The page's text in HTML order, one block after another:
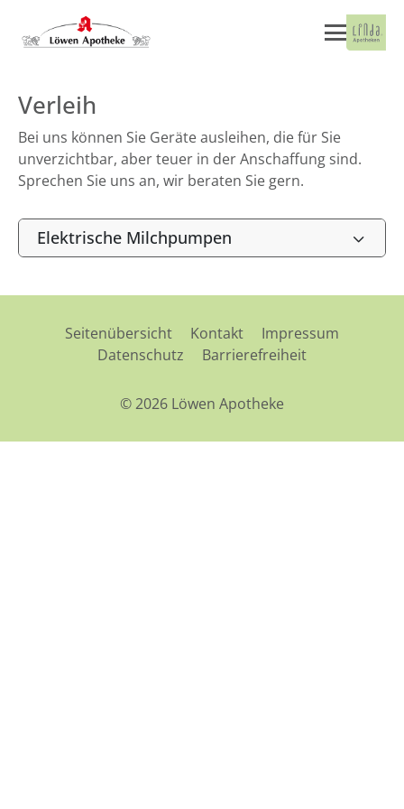
Verleih
Bei uns können Sie Geräte ausleihen, die für Sie
unverzichtbar, aber teuer in der Anschaffung sind.
Sprechen Sie uns an, wir beraten Sie gern.
Elektrische Milchpumpen
Seitenübersicht Kontakt
Impressum
Datenschutz
Barrierefreiheit
© 2026 Löwen Apotheke